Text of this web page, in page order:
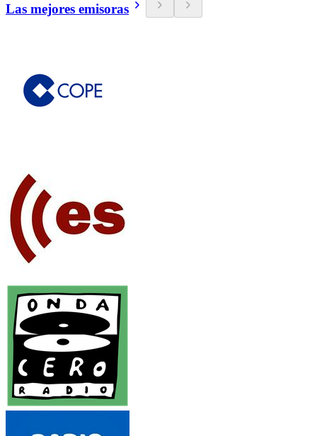
Las mejores emisoras